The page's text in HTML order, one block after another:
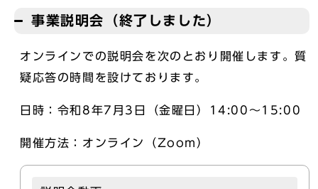
事業説明会（終了しました）
オンラインでの説明会を次のとおり開催します。質
疑応答の時間を設けております。
日時：令和8年7月3日（金曜日）14:00～15:00
開催方法：オンライン（Zoom）